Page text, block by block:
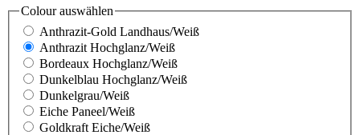
Colourauswählen
Anthrazit-Gold Landhaus/Weiß
Anthrazit Hochglanz/Weiß
Bordeaux Hochglanz/Weiß
Dunkelblau Hochglanz/Weiß
Dunkelgrau/Weiß
Eiche Paneel/Weiß
Goldkraft Eiche/Weiß